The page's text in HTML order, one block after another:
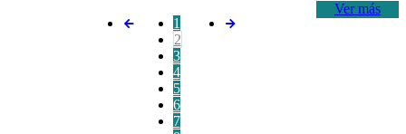
Ver más
1
2
3
4
5
6
7